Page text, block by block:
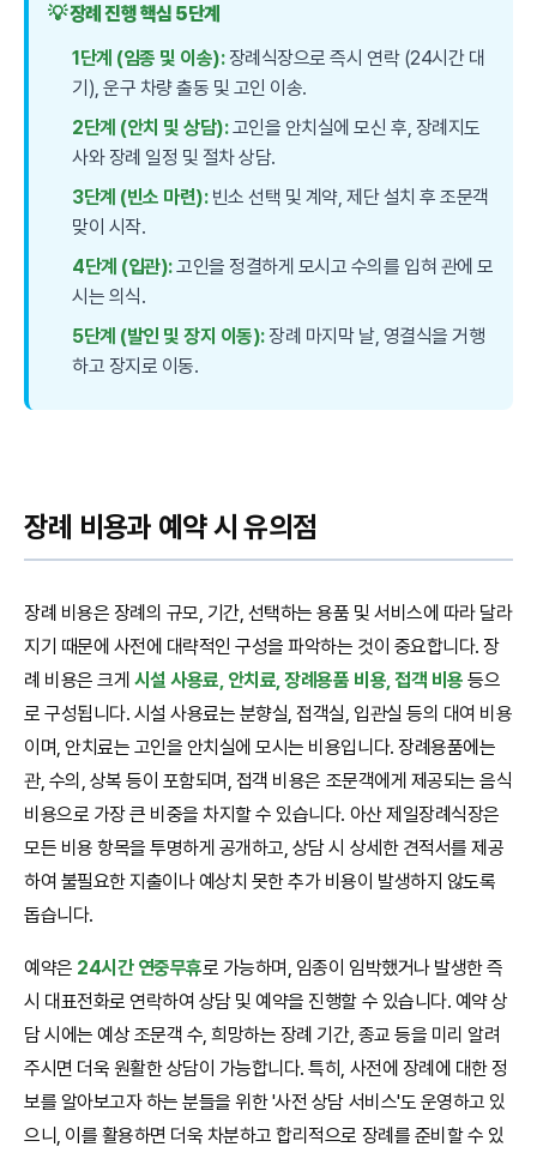
💡 장례 진행 핵심 5단계
1단계 (임종 및 이송):장례식장으로 즉시 연락 (24시간 대
기), 운구 차량 출동 및 고인 이송.
2단계 (안치 및 상담):고인을 안치실에 모신 후, 장례지도
사와 장례 일정 및 절차 상담.
3단계 (빈소 마련):빈소 선택 및 계약, 제단 설치 후 조문객
맞이 시작.
4단계 (입관):고인을 정결하게 모시고 수의를 입혀 관에 모
시는 의식.
5단계 (발인 및 장지 이동):장례 마지막 날, 영결식을 거행
하고 장지로 이동.
장례 비용과 예약 시 유의점
장례 비용은 장례의 규모, 기간, 선택하는 용품 및 서비스에 따라 달라
지기 때문에 사전에 대략적인 구성을 파악하는 것이 중요합니다. 장
례 비용은 크게 시설 사용료, 안치료, 장례용품 비용, 접객 비용 등으
로 구성됩니다. 시설 사용료는 분향실, 접객실, 입관실 등의 대여 비용
이며, 안치료는 고인을 안치실에 모시는 비용입니다. 장례용품에는
관, 수의, 상복 등이 포함되며, 접객 비용은 조문객에게 제공되는 음식
비용으로 가장 큰 비중을 차지할 수 있습니다. 아산 제일장례식장은
모든 비용 항목을 투명하게 공개하고, 상담 시 상세한 견적서를 제공
하여 불필요한 지출이나 예상치 못한 추가 비용이 발생하지 않도록
돕습니다.
예약은 24시간 연중무휴로 가능하며, 임종이 임박했거나 발생한 즉
시 대표전화로 연락하여 상담 및 예약을 진행할 수 있습니다. 예약 상
담 시에는 예상 조문객 수, 희망하는 장례 기간, 종교 등을 미리 알려
주시면 더욱 원활한 상담이 가능합니다. 특히, 사전에 장례에 대한 정
보를 알아보고자 하는 분들을 위한 '사전 상담 서비스'도 운영하고 있
으니, 이를 활용하면 더욱 차분하고 합리적으로 장례를 준비할 수 있